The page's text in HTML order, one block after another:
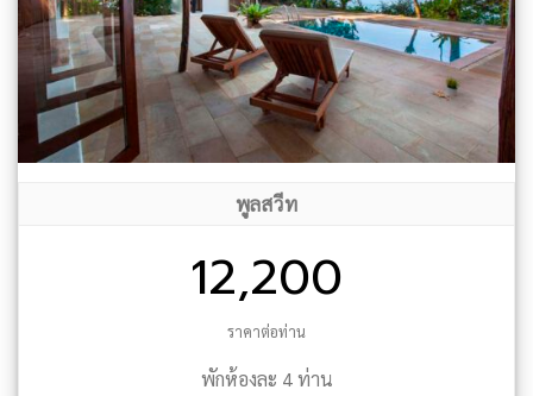
พูลสวีท
12,200
ราคาต่อท่าน
พักห้องละ 4 ท่าน